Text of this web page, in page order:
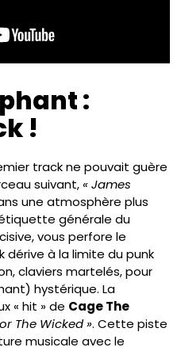
:
!
track ne pouvait guère
suivant,« James
une atmosphère plus
générale du
vous perfore le
à la limite du punk
claviers martelés, pour
hystérique. La
« hit » de Cage The
The Wicked ». Cette piste
musicale avec le